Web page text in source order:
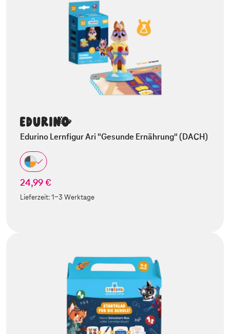
Edurino Lernfigur Ari "Gesunde Ernährung" (DACH)
24,99 €
Lieferzeit:1-3 Werktage